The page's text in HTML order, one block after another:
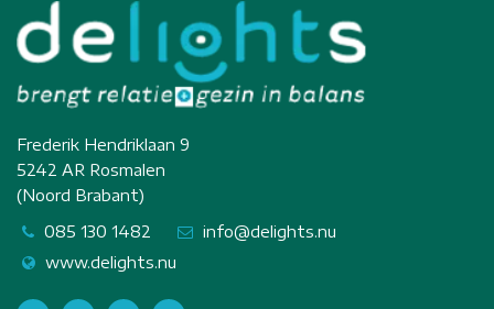
Frederik Hendriklaan 9
5242 AR Rosmalen
(Noord Brabant)
085 130 1482
info@delights.nu
www.delights.nu